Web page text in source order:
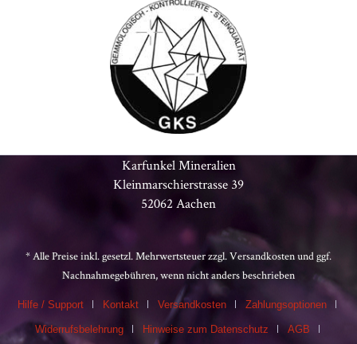
Karfunkel Mineralien
Kleinmarschierstrasse 39
52062 Aachen
* Alle Preise inkl. gesetzl. Mehrwertsteuer zzgl.Versandkostenund ggf.
Nachnahmegebühren, wenn nicht anders beschrieben
Hilfe / Support Kontakt Versandkosten Zahlungsoptionen
Widerrufsbelehrung Hinweise zum Datenschutz AGB